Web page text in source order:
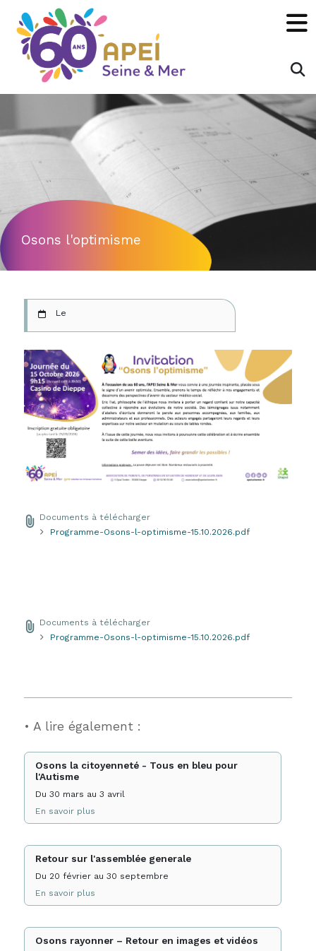
Rechecher : ×
OK
Osons l'optimisme
Le
Documents à télécharger
Programme-Osons-l-optimisme-15.10.2026.pdf
Documents à télécharger
Programme-Osons-l-optimisme-15.10.2026.pdf
• A lire également :
Osons la citoyenneté - Tous en bleu pour
l'Autisme
Du 30 mars au 3 avril
En savoir plus
Retour sur l'assemblée generale
Du 20 février au 30 septembre
En savoir plus
Osons rayonner – Retour en images et vidéos